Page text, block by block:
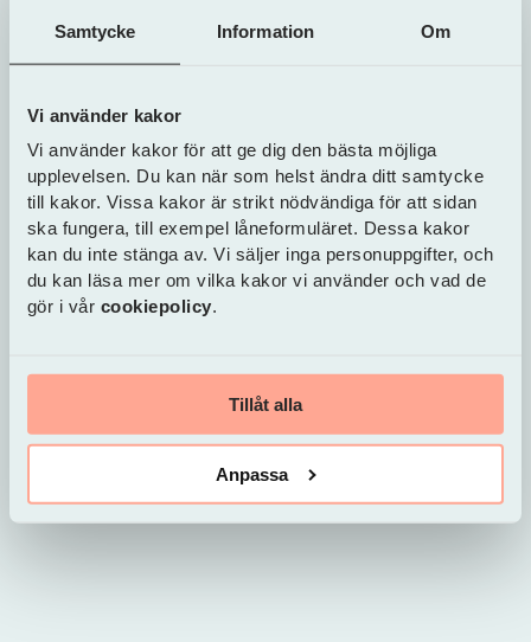
Samtycke Information Om
Vi använder kakor
Vi använder kakor för att ge dig den bästa möjliga
upplevelsen. Du kan när som helst ändra ditt samtycke
till kakor. Vissa kakor är strikt nödvändiga för att sidan
ska fungera, till exempel låneformuläret. Dessa kakor
kan du inte stänga av. Vi säljer inga personuppgifter, och
du kan läsa mer om vilka kakor vi använder och vad de
gör i vår cookiepolicy.
Tillåt alla
Anpassa
krediter?
regel få en betydligt lägre ränta och
månadskostnad.
Jämför hopbakslån nu
Samla lån